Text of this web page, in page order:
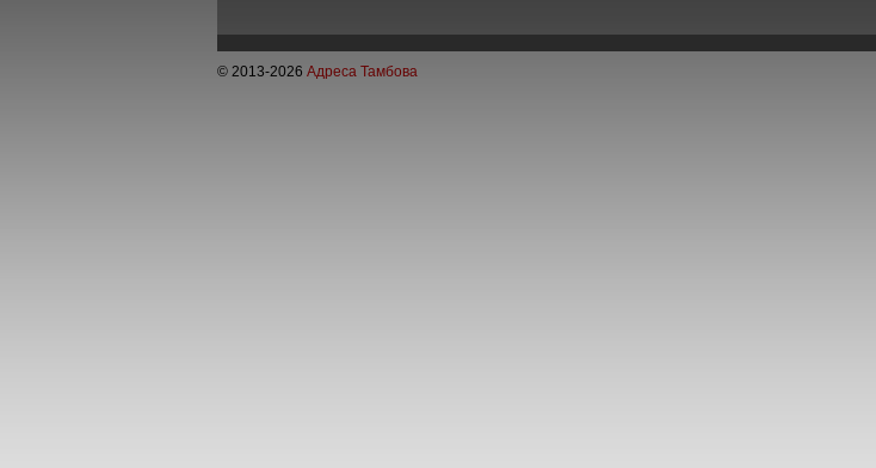
© 2013-2026 Адреса Тамбова